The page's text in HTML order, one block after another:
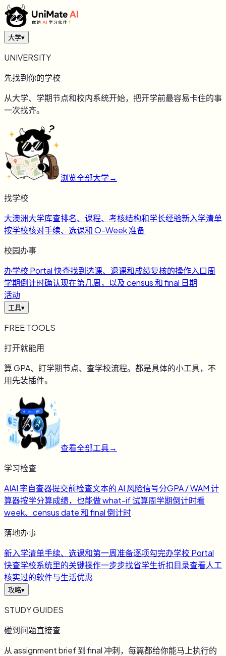
大学▾
UNIVERSITY
先找到你的学校
从大学、学期节点和校内系统开始，把开学前最容易卡住的事
一次找齐。
浏览全部大学→
找学校
大澳洲大学库查排名、课程、考核结构和学长经验新入学清单
按学校核对手续、选课和 O-Week 准备
校园办事
办学校 Portal 快查找到选课、退课和成绩复核的操作入口周
学期倒计时确认现在第几周，以及 census 和 final 日期
活动
工具▾
FREE TOOLS
打开就能用
算 GPA、盯学期节点、查学校流程。都是具体的小工具，不
用先装插件。
查看全部工具→
学习检查
AIAI 率自查器提交前检查文本的 AI 风险信号分GPA / WAM 计
算器按学分算成绩，也能做 what-if 试算周学期倒计时看
week、census date 和 final 倒计时
落地办事
新入学清单手续、选课和第一周准备逐项勾完办学校 Portal
快查学校系统里的关键操作一步步找省学生折扣目录查看人工
核实过的软件与生活优惠
攻略▾
STUDY GUIDES
碰到问题直接查
从 assignment brief 到 final 冲刺，每篇都给你能马上执行的